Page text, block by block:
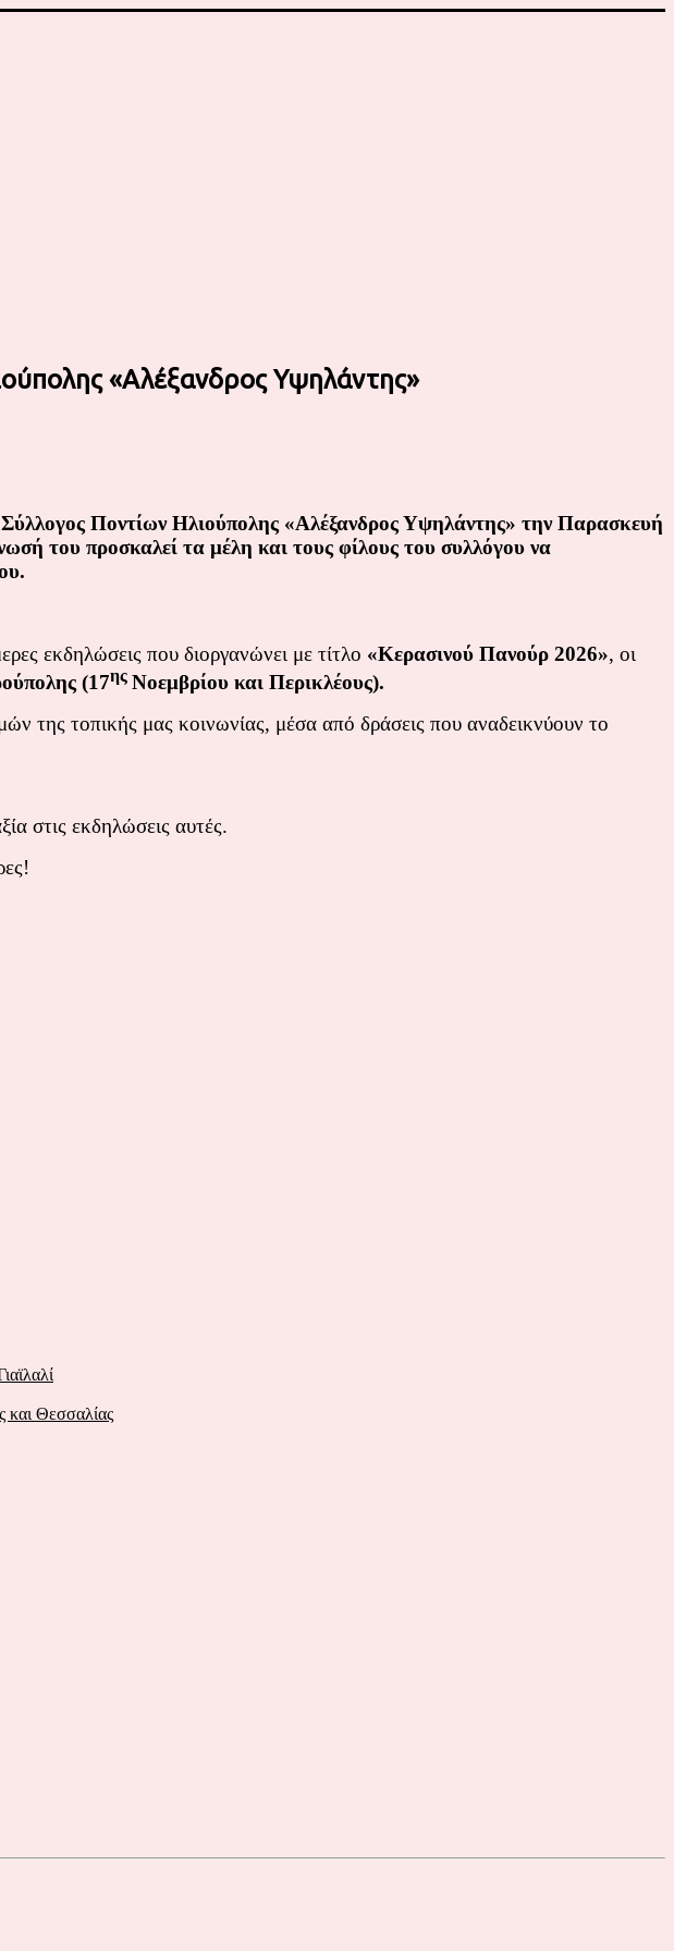
«Αλέξανδρος Υψηλάντης»
Σύλλογος Ποντίων Ηλιούπολης «Αλέξανδρος Υψηλάντης» την Παρασκευή
του προσκαλεί τα μέλη και τους φίλους του συλλόγου να
εκδηλώσεις που διοργανώνει με τίτλο «Κερασινού Πανούρ 2026», οι
(17ης Νοεμβρίου και Περικλέους).
της τοπικής μας κοινωνίας, μέσα από δράσεις που αναδεικνύουν το
στις εκδηλώσεις αυτές.
και Θεσσαλίας